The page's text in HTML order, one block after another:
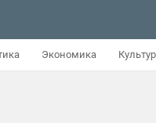
Экономика